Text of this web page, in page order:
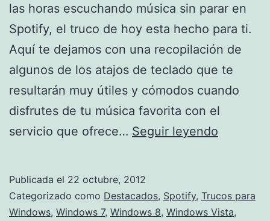
las horas escuchando música sin parar en
Spotify, el truco de hoy esta hecho para ti.
Aquí te dejamos con una recopilación de
algunos de los atajos de teclado que te
resultarán muy útiles y cómodos cuando
disfrutes de tu música favorita con el
servicio que ofrece… Seguir leyendo
para
Spotify
Publicada el 22 octubre, 2012
Categorizado como Destacados, Spotify, Trucos para
Windows, Windows 7, Windows 8, Windows Vista,